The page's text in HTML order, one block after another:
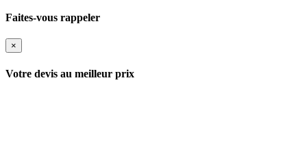
Faites-vous rappeler
×
Votre devis au meilleur prix